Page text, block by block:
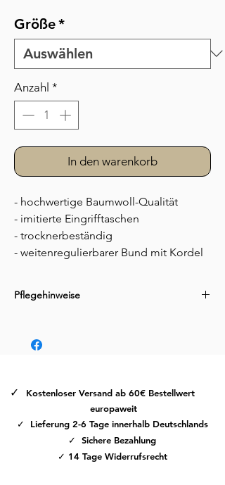
Größe*
Anzahl *
In den warenkorb
- hochwertige Baumwoll-Qualität
- imitierte Eingrifftaschen
- trocknerbeständig
- weitenregulierbarer Bund mit Kordel
Pflegehinweise
- normale Trommeltrocknung
✓
Kostenloser Versand ab 60€ Bestellwert
europaweit
✓ Lieferung 2-6 Tage innerhalb Deutschlands
✓ Sichere Bezahlung
✓ 14 Tage Widerrufsrecht